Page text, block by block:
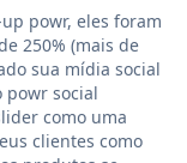
powr, eles foram
250% (mais de
sua mídia social
powr social
como uma
clientes como